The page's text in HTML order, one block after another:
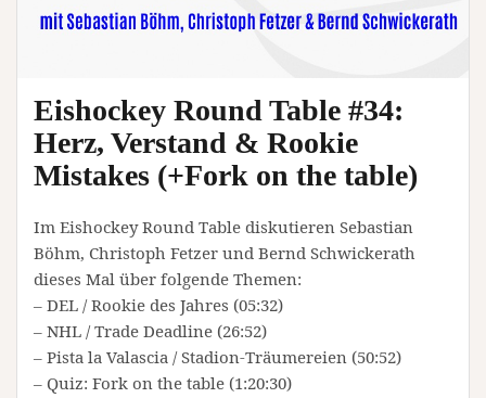
Eishockey Round Table #34:
Herz, Verstand & Rookie
Mistakes (+Fork on the table)
Im Eishockey Round Table diskutieren Sebastian
Böhm, Christoph Fetzer und Bernd Schwickerath
dieses Mal über folgende Themen:
– DEL / Rookie des Jahres (05:32)
– NHL / Trade Deadline (26:52)
– Pista la Valascia / Stadion-Träumereien (50:52)
– Quiz: Fork on the table (1:20:30)